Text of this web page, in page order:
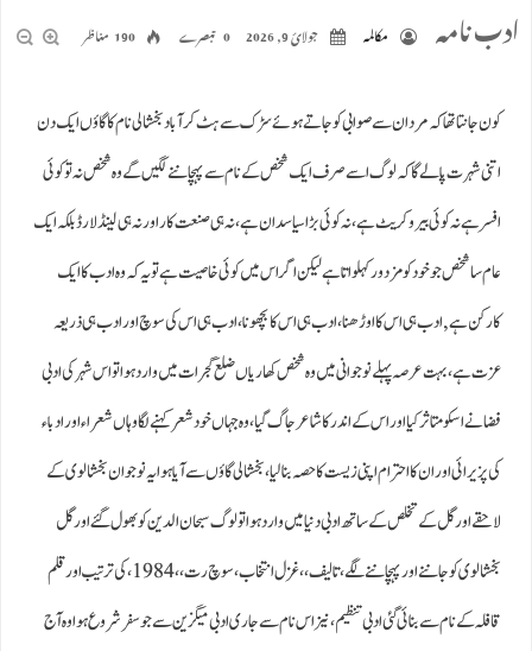
ادب نامہ مکالمہ جولائ 9, 2026 0 تبصرے 190 مناظر
کون جانتا تھا کہ مردان سے صوابی کو جاتے ہوئے سڑک سے ہٹ کرآباد بخشالی نام کا گاؤں ایک دن
اتنی شہرت پالے گا کہ لوگ اسے صرف ایک شخص کے نام سے پہچاننے لگیں گے وہ شخص نہ تو کوئی
افسر ہےنہ کوئی بیروکریٹ ہے، نہ کوئی بڑا سیاسدان ہے ، نہ ہی صنعت کاراورنہ ہی لینڈ لارڈ بلکہ ایک
عام سا شخص جو خود کو مزدورکہلواتا ہے لیکن اگراس میں کوئی خاصیت ہے تو یہ کہ وہ ادب کا ایک
کارکن ہے , ادب ہی اس کا اوڑھنا، ادب ہی اس کا بچھونا، ادب ہی اس کی سوچ اور ادب ہی ذریعہ
عزت ہے ، بہت عرصہ پہلے نوجوانی میں وہ شخص کھاریاں ضلع گجرات میں وارد ہوا تو اس شہر کی ادبی
فضا نے اسکو متاثر کیا اور اس کے اندر کا شاعر جاگ گیا ، وہ جہاں خود شعر کہنے لگا وہاں شعراء اور ادباء
کی پزیرائی اور ان کا احترام اپنی زیست کا حصہ بنا لیا، بخشالی گاؤں سے آیا ہوایہ نوجوان بخشالوی کے
لاحقے اور گل کے تخلص کے ساتھ ادبی دنیا میں وارد ہوا تو لوگ سبحان الدین کو بھول گئے اور گل
بخشالوی کو جاننے اور پہچاننے لگے، تالیف ،،غزل انتخاب ، سوچ رت ،، 1984،کی ترتیب اور قلم
قافلہ کے نام سے بنائی گئی ادبی تنظیم ، نیزاس نام سے جاری ادبی میگزین سے جو سفر شروع ہوا وہ آج